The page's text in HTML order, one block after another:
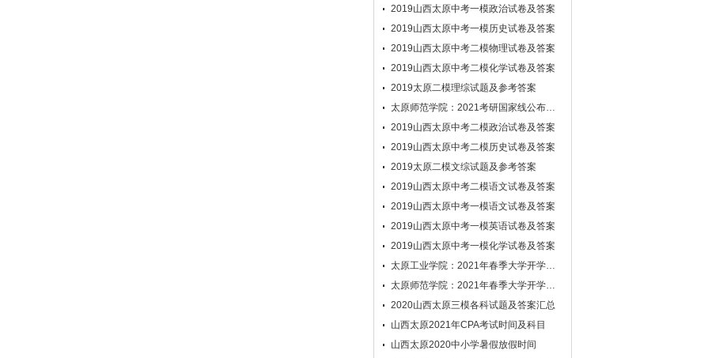
成绩。
学员：新东方的老师你们好！ 谢谢你们
的建议，非常认同你们认真的做事态度，我
在就开始努力，知识可以改变命运的，也只
有知识才能让不同等级的社会人平等。听过
老俞给北大的讲演，人不一定跑得快，但一
定要跑得久！谢谢，谢谢新东方！
学员：今天激活了网络课堂的帐户，感
觉物超所值。感谢新东方所有工作人员的高
效细致的工作！
师！
学员：谢谢老师，我知道了~我现在短
期内的目标和计划已经挺明确的了！谢谢老
师的指导，我也先不打扰老师了！希望老师
多注意休息，照顾好自己！
学员：老师，十分感谢您给予的的建议
2019山西太原中考一模政治试卷及答案
2019山西太原中考一模历史试卷及答案
2019山西太原中考二模物理试卷及答案
2019山西太原中考二模化学试卷及答案
2019太原二模理综试题及参考答案
太原师范学院：2021考研国家线公布时间
2019山西太原中考二模政治试卷及答案
2019山西太原中考二模历史试卷及答案
2019太原二模文综试题及参考答案
2019山西太原中考二模语文试卷及答案
2019山西太原中考一模语文试卷及答案
2019山西太原中考一模英语试卷及答案
2019山西太原中考一模化学试卷及答案
太原工业学院：2021年春季大学开学时间
太原师范学院：2021年春季大学开学时间
2020山西太原三模各科试题及答案汇总
山西太原2021年CPA考试时间及科目
山西太原2020中小学暑假放假时间